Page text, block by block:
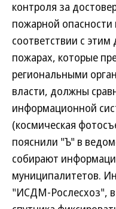
контроля за
пожарной опасности
соответствии с
пожарах, которые
региональными
власти, должны
информационной
(космическая
пояснили "Ъ" в
собирают
муниципалитетов.
"ИСДМ-Рослесхоз", в